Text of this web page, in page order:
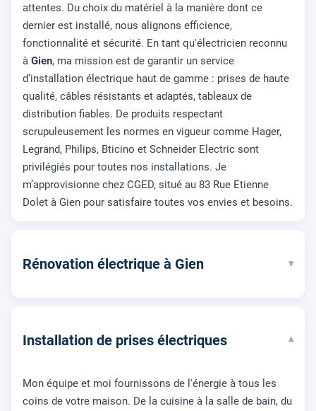
attentes. Du choix du matériel à la manière dont ce
dernier est installé, nous alignons efficience,
fonctionnalité et sécurité. En tant qu'électricien reconnu
à Gien, ma mission est de garantir un service
d’installation électrique haut de gamme : prises de haute
qualité, câbles résistants et adaptés, tableaux de
distribution fiables. De produits respectant
scrupuleusement les normes en vigueur comme Hager,
Legrand, Philips, Bticino et Schneider Electric sont
privilégiés pour toutes nos installations. Je
m’approvisionne chez CGED, situé au 83 Rue Etienne
Dolet à Gien pour satisfaire toutes vos envies et besoins.
Rénovation électrique à Gien ▾
Installation de prises électriques ▾
Mon équipe et moi fournissons de l'énergie à tous les
coins de votre maison. De la cuisine à la salle de bain, du